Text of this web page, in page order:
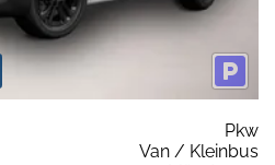
Pkw
Van / Kleinbus